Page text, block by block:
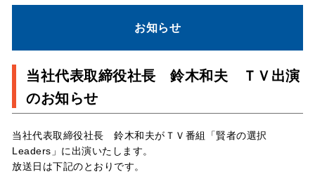
お知らせ
当社代表取締役社長 鈴木和夫 ＴＶ出演
のお知らせ
当社代表取締役社長 鈴木和夫がＴＶ番組「賢者の選択
Leaders」に出演いたします。
放送日は下記のとおりです。